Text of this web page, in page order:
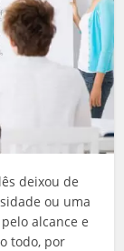
deixou de
ou uma
alcance e
todo, por